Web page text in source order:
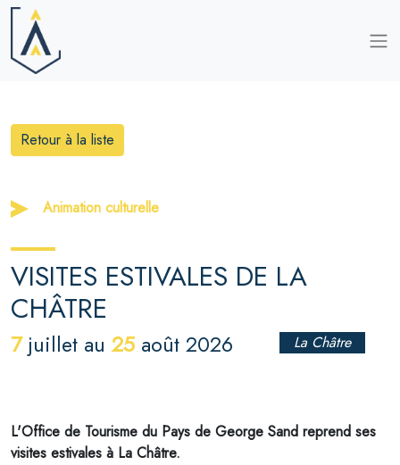
Retour à la liste
Animation culturelle
VISITES ESTIVALES DE LA
CHÂTRE
7juillet au25 août 2026 La Châtre
L'Office de Tourisme du Pays de George Sand reprend ses
visites estivales à La Châtre.